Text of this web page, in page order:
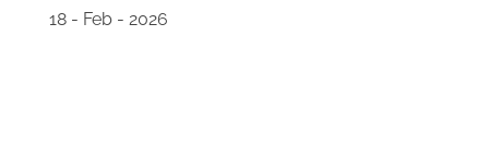
18 - Feb - 2026